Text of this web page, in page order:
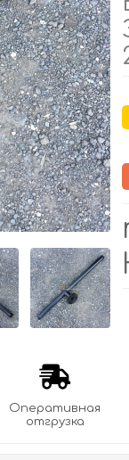
Оперативная
отгрузка